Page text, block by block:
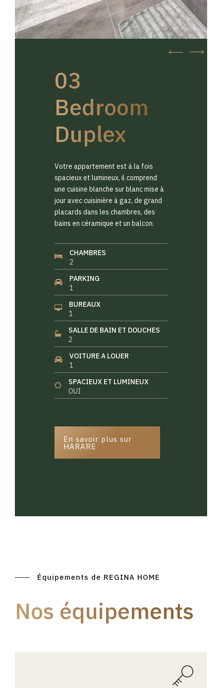
03
Bedroom
Duplex
Votre appartement est à la fois
spacieux et lumineux, il comprend
une cuisine blanche sur blanc mise à
jour avec cuisinière à gaz, de grand
placards dans les chambres, des
bains en céramique et un balcon.
CHAMBRES
2
PARKING
1
BUREAUX
1
SALLE DE BAIN ET DOUCHES
2
VOITURE A LOUER
1
SPACIEUX ET LUMINEUX
OUI
En savoir plus sur
HARARE
Équipements de REGINA HOME
Nos équipements